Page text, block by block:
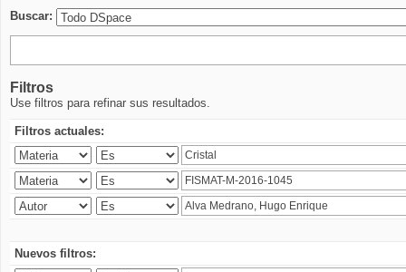
Buscar:
Filtros
Use filtros para refinar sus resultados.
Filtros actuales:
Nuevos filtros: